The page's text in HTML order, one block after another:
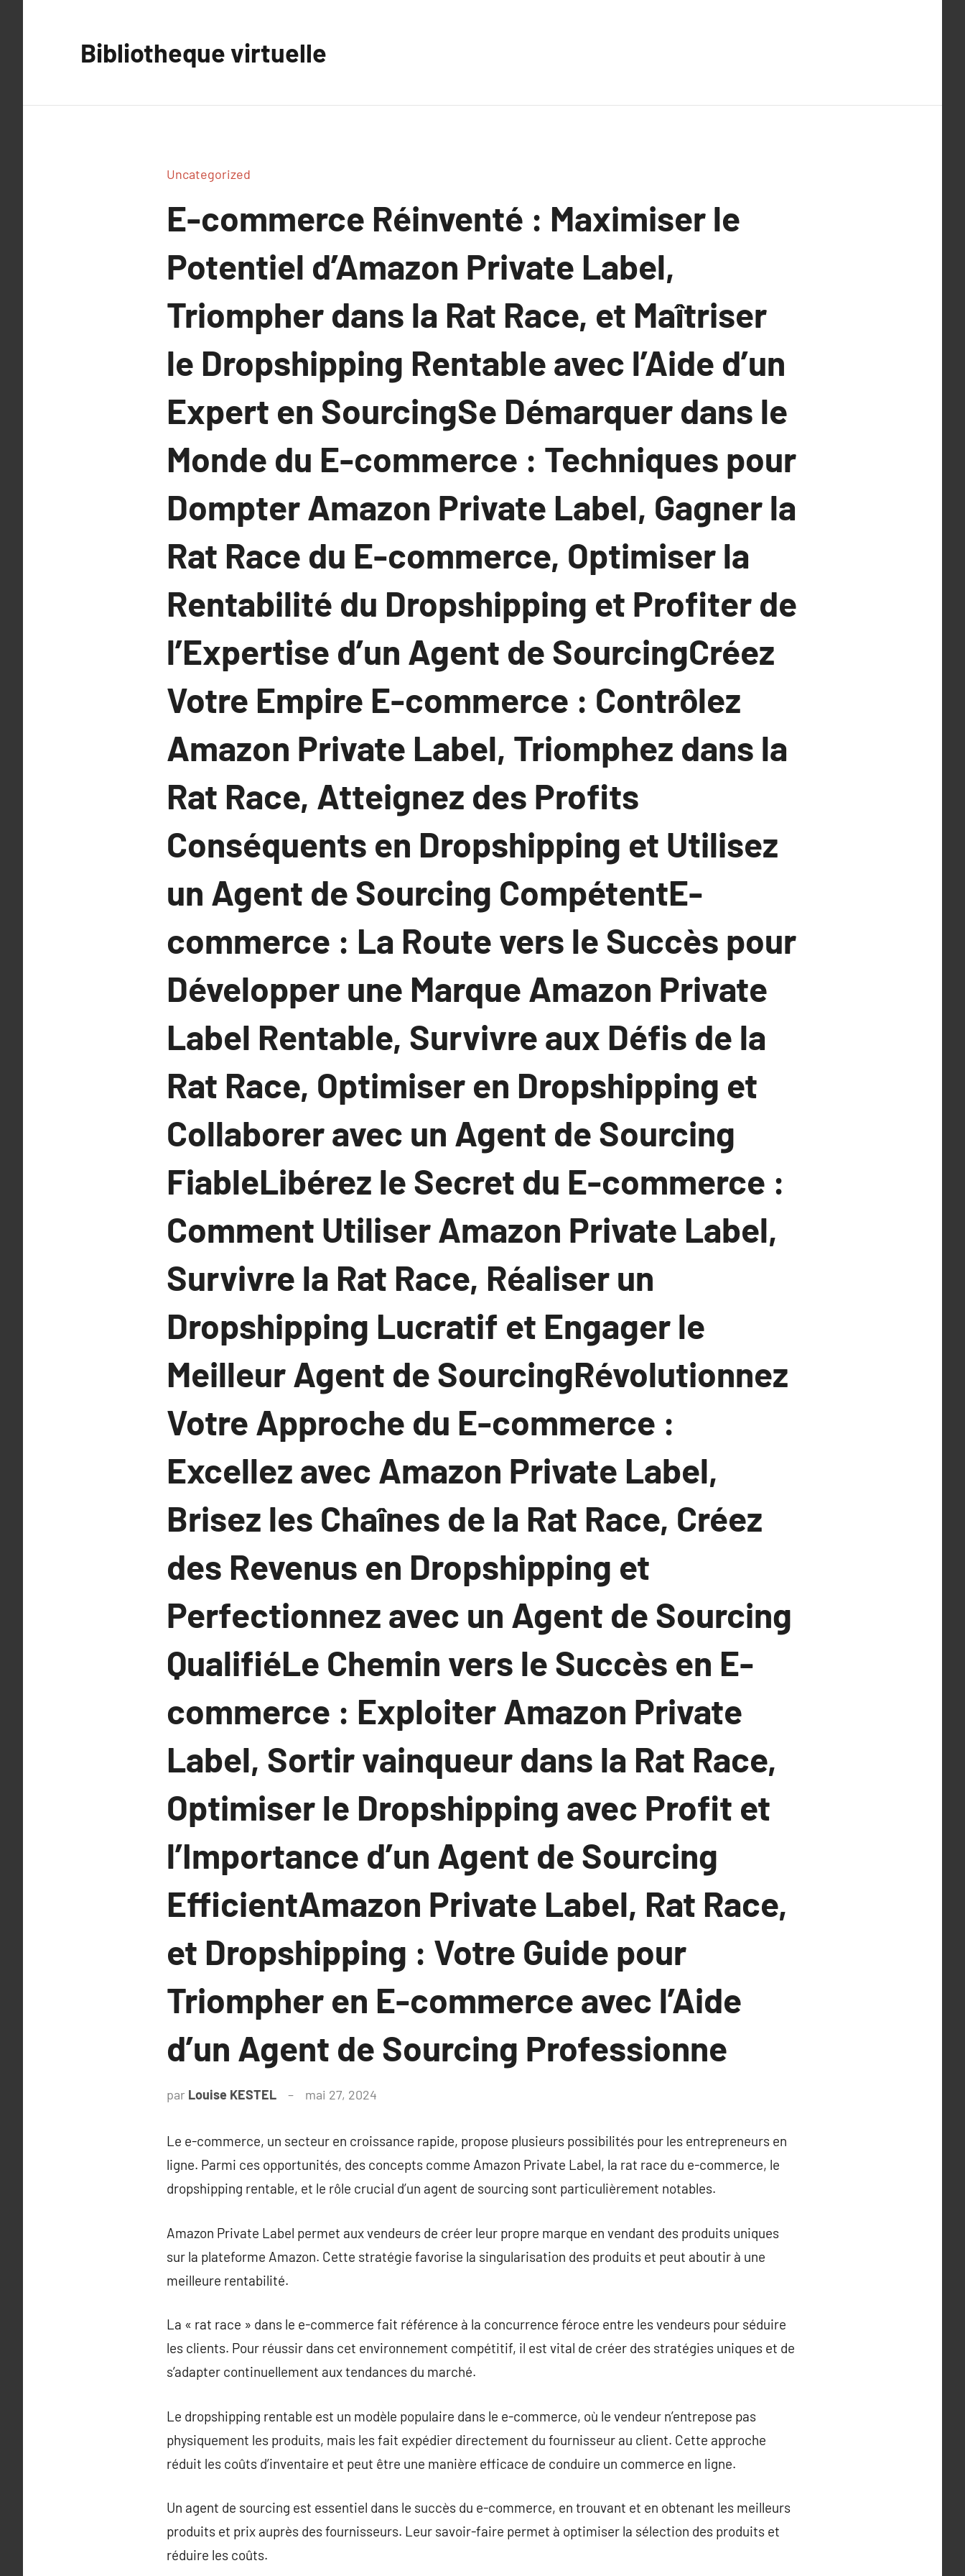
Bibliotheque virtuelle
Uncategorized
E-commerce Réinventé : Maximiser le
Potentiel d’Amazon Private Label,
Triompher dans la Rat Race, et Maîtriser
le Dropshipping Rentable avec l’Aide d’un
Expert en SourcingSe Démarquer dans le
Monde du E-commerce : Techniques pour
Dompter Amazon Private Label, Gagner la
Rat Race du E-commerce, Optimiser la
Rentabilité du Dropshipping et Profiter de
l’Expertise d’un Agent de SourcingCréez
Votre Empire E-commerce : Contrôlez
Amazon Private Label, Triomphez dans la
Rat Race, Atteignez des Profits
Conséquents en Dropshipping et Utilisez
un Agent de Sourcing CompétentE-
commerce : La Route vers le Succès pour
Développer une Marque Amazon Private
Label Rentable, Survivre aux Défis de la
Rat Race, Optimiser en Dropshipping et
Collaborer avec un Agent de Sourcing
FiableLibérez le Secret du E-commerce :
Comment Utiliser Amazon Private Label,
Survivre la Rat Race, Réaliser un
Dropshipping Lucratif et Engager le
Meilleur Agent de SourcingRévolutionnez
Votre Approche du E-commerce :
Excellez avec Amazon Private Label,
Brisez les Chaînes de la Rat Race, Créez
des Revenus en Dropshipping et
Perfectionnez avec un Agent de Sourcing
QualifiéLe Chemin vers le Succès en E-
commerce : Exploiter Amazon Private
Label, Sortir vainqueur dans la Rat Race,
Optimiser le Dropshipping avec Profit et
l’Importance d’un Agent de Sourcing
EfficientAmazon Private Label, Rat Race,
et Dropshipping : Votre Guide pour
Triompher en E-commerce avec l’Aide
d’un Agent de Sourcing Professionne
par Louise KESTEL mai 27, 2024
Le e-commerce, un secteur en croissance rapide, propose plusieurs possibilités pour les entrepreneurs en
ligne. Parmi ces opportunités, des concepts comme Amazon Private Label, la rat race du e-commerce, le
dropshipping rentable, et le rôle crucial d’un agent de sourcing sont particulièrement notables.
Amazon Private Label permet aux vendeurs de créer leur propre marque en vendant des produits uniques
sur la plateforme Amazon. Cette stratégie favorise la singularisation des produits et peut aboutir à une
meilleure rentabilité.
La « rat race » dans le e-commerce fait référence à la concurrence féroce entre les vendeurs pour séduire
les clients. Pour réussir dans cet environnement compétitif, il est vital de créer des stratégies uniques et de
s’adapter continuellement aux tendances du marché.
Le dropshipping rentable est un modèle populaire dans le e-commerce, où le vendeur n’entrepose pas
physiquement les produits, mais les fait expédier directement du fournisseur au client. Cette approche
réduit les coûts d’inventaire et peut être une manière efficace de conduire un commerce en ligne.
Un agent de sourcing est essentiel dans le succès du e-commerce, en trouvant et en obtenant les meilleurs
produits et prix auprès des fournisseurs. Leur savoir-faire permet à optimiser la sélection des produits et
réduire les coûts.